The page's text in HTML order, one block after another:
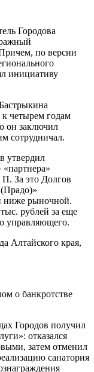
Городова
по версии
инициативу
четырем годам
он заключил
сотрудничал.
утвердил
За это Долгов
ниже рыночной.
рублей за еще
управляющего.
о банкротстве
Городов получил
отказался
затем отменил
санатория